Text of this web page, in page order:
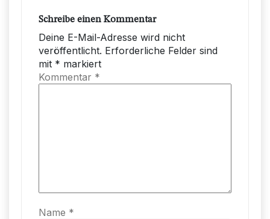
Schreibe einen Kommentar
Deine E-Mail-Adresse wird nicht
veröffentlicht. Erforderliche Felder sind
mit * markiert
Kommentar *
Name *